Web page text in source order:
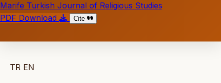
Marife Turkish Journal of Religious Studies
PDF Download
Cite
TR EN